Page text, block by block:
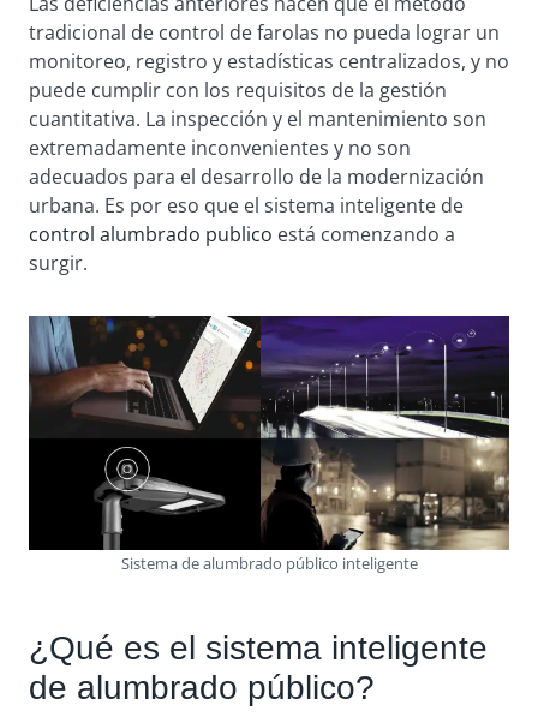
tradicional de control de farolas no pueda lograr un
monitoreo, registro y estadísticas centralizados, y no
puede cumplir con los requisitos de la gestión
cuantitativa. La inspección y el mantenimiento son
extremadamente inconvenientes y no son
adecuados para el desarrollo de la modernización
urbana. Es por eso que el sistema inteligente de
control alumbrado publico está comenzando a
surgir.
Sistema de alumbrado público inteligente
¿Qué es el sistema inteligente
de alumbrado público?